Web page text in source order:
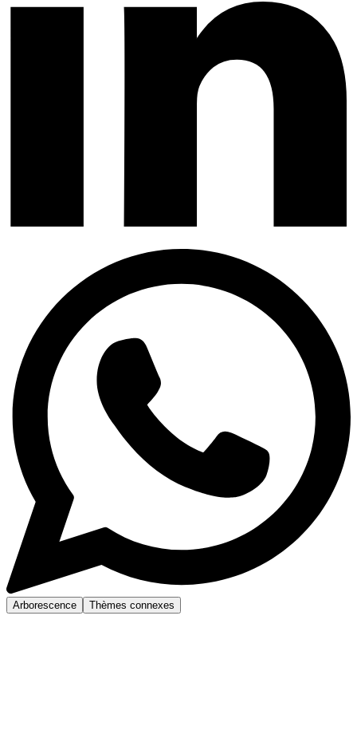
Arborescence Thèmes connexes